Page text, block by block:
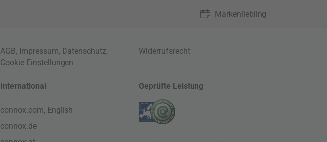
Markenliebling
AGB, Impressum, Datenschutz,
Cookie-Einstellungen
Widerrufsrecht
International
connox.com, English
connox.de
Geprüfte Leistung